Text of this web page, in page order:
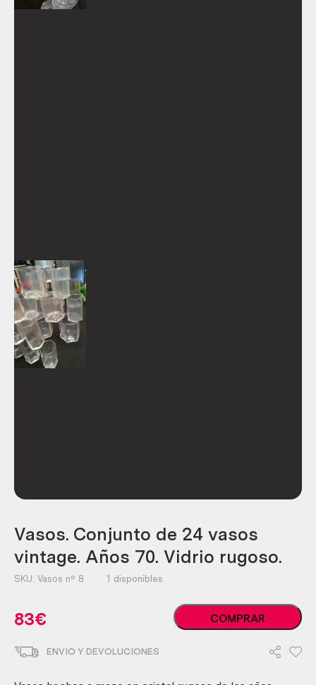
Vasos. Conjunto de 24 vasos
vintage. Años 70. Vidrio rugoso.
SKU: Vasos nº 8 1 disponibles
83€
Vasos.
Conjunto
COMPRAR
ENVIO Y DEVOLUCIONES